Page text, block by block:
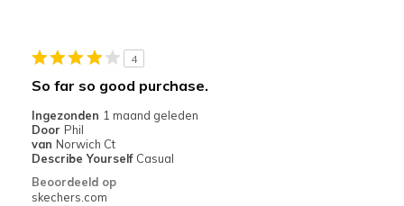
Sizing
Feels true to size
View On Shoes
I'm Into Shoes
4
So far so good purchase.
Ingezonden 1 maand geleden
Door Phil
van Norwich Ct
Describe Yourself Casual
Beoordeeld op
skechers.com